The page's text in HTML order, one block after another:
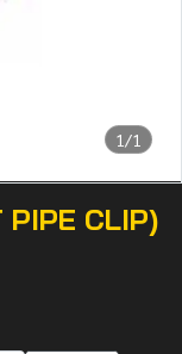
1/1
CLIP)